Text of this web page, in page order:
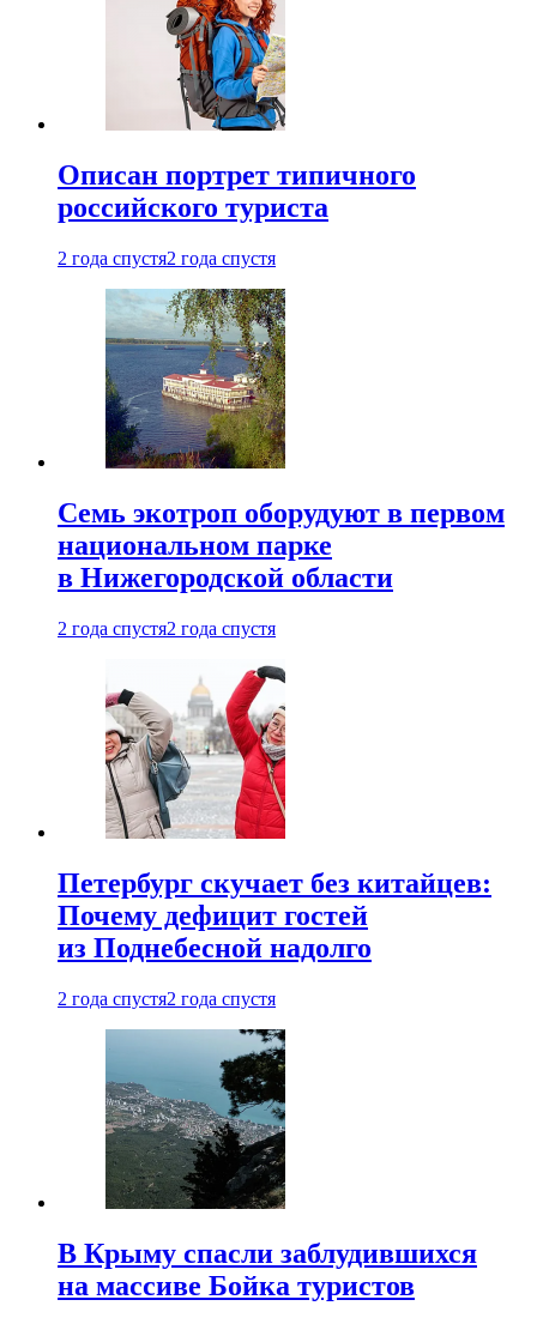
Описан портрет типичного
российского туриста
2 года спустя2 года спустя
Семь экотроп оборудуют в первом
национальном парке
в Нижегородской области
2 года спустя2 года спустя
Петербург скучает без китайцев:
Почему дефицит гостей
из Поднебесной надолго
2 года спустя2 года спустя
В Крыму спасли заблудившихся
на массиве Бойка туристов